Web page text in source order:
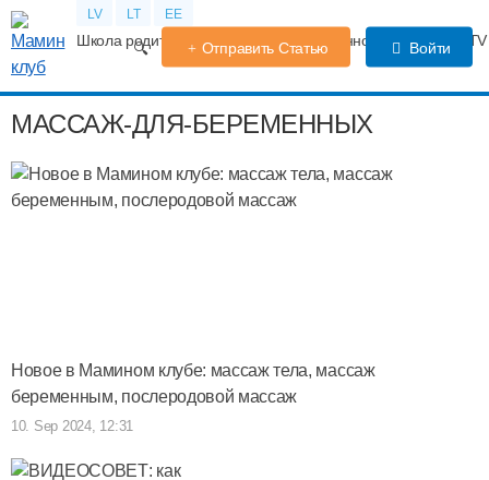
LV LT EE
Школа родителей Календарь беременности Форум
Отправить Статью Войти
МАССАЖ-ДЛЯ-БЕРЕМЕННЫХ
Новое в Мамином клубе: массаж тела, массаж
беременным, послеродовой массаж
10. Sep 2024, 12:31